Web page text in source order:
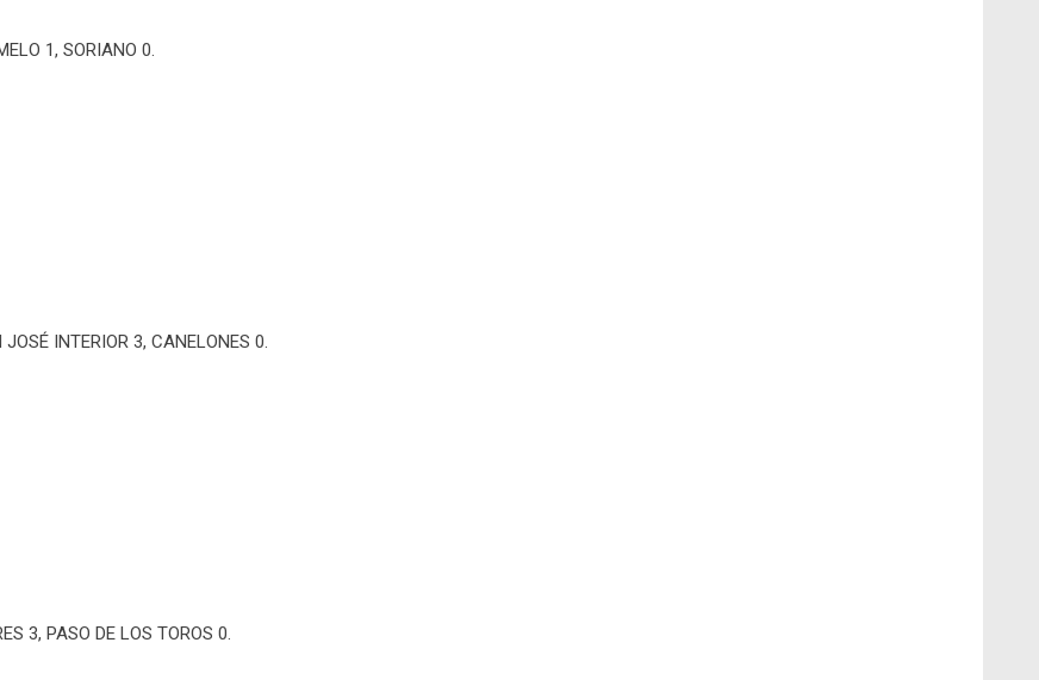
1, SORIANO 0.
INTERIOR 3, CANELONES 0.
3, PASO DE LOS TOROS 0.